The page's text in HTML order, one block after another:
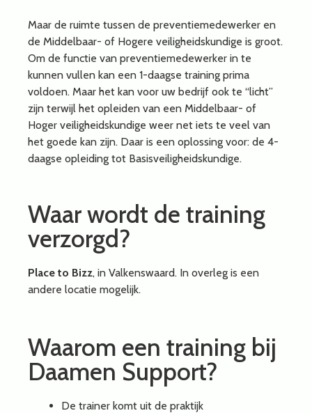
Maar de ruimte tussen de preventiemedewerker en
de Middelbaar- of Hogere veiligheidskundige is groot.
Om de functie van preventiemedewerker in te
kunnen vullen kan een 1-daagse training prima
voldoen. Maar het kan voor uw bedrijf ook te “licht”
zijn terwijl het opleiden van een Middelbaar- of
Hoger veiligheidskundige weer net iets te veel van
het goede kan zijn. Daar is een oplossing voor: de 4-
daagse opleiding tot Basisveiligheidskundige.
Waar wordt de training
verzorgd?
Place to Bizz, in Valkenswaard. In overleg is een
andere locatie mogelijk.
Waarom een training bij
Daamen Support?
De trainer komt uit de praktijk